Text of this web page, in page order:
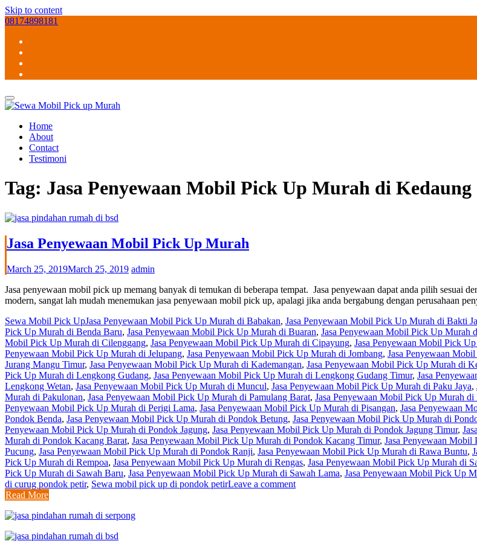
Skip to content
08174898181
Home
About
Contact
Testimoni
Tag: Jasa Penyewaan Mobil Pick Up Murah di Kedaung
Jasa Penyewaan Mobil Pick Up Murah
March 25, 2019March 25, 2019 admin
Jasa penyewaan mobil pick up memang banyak di temukan di beberapa tempat. Jasa penyewaan dapat anda pilih sesuai
modern, sangat lah mudah menemukan jasa penyewaan mobil pick up, apalagi jika anda bergabung dengan perusahaan
Sewa Mobil Pick UpJasa Penyewaan Mobil Pick Up Murah di Babakan, Jasa Penyewaan Mobil Pick Up Murah di Bakti
Pick Up Murah di Benda Baru, Jasa Penyewaan Mobil Pick Up Murah di Buaran, Jasa Penyewaan Mobil Pick Up Murah
Mobil Pick Up Murah di Cilenggang, Jasa Penyewaan Mobil Pick Up Murah di Cipayung, Jasa Penyewaan Mobil Pick
Penyewaan Mobil Pick Up Murah di Jelupang, Jasa Penyewaan Mobil Pick Up Murah di Jombang, Jasa Penyewaan
Jurang Mangu Timur, Jasa Penyewaan Mobil Pick Up Murah di Kademangan, Jasa Penyewaan Mobil Pick Up Murah di
Pick Up Murah di Lengkong Gudang, Jasa Penyewaan Mobil Pick Up Murah di Lengkong Gudang Timur, Jasa
Lengkong Wetan, Jasa Penyewaan Mobil Pick Up Murah di Muncul, Jasa Penyewaan Mobil Pick Up Murah di Paku Jaya,
Murah di Pakulonan, Jasa Penyewaan Mobil Pick Up Murah di Pamulang Barat, Jasa Penyewaan Mobil Pick Up Murah di
Penyewaan Mobil Pick Up Murah di Perigi Lama, Jasa Penyewaan Mobil Pick Up Murah di Pisangan, Jasa Penyewaan
Pondok Benda, Jasa Penyewaan Mobil Pick Up Murah di Pondok Betung, Jasa Penyewaan Mobil Pick Up Murah di
Penyewaan Mobil Pick Up Murah di Pondok Jagung, Jasa Penyewaan Mobil Pick Up Murah di Pondok Jagung Timur,
Murah di Pondok Kacang Barat, Jasa Penyewaan Mobil Pick Up Murah di Pondok Kacang Timur, Jasa Penyewaan
Pucung, Jasa Penyewaan Mobil Pick Up Murah di Pondok Ranji, Jasa Penyewaan Mobil Pick Up Murah di Rawa Buntu,
Pick Up Murah di Rempoa, Jasa Penyewaan Mobil Pick Up Murah di Rengas, Jasa Penyewaan Mobil Pick Up Murah di
Pick Up Murah di Sawah Baru, Jasa Penyewaan Mobil Pick Up Murah di Sawah Lama, Jasa Penyewaan Mobil Pick Up
di curug pondok petir, Sewa mobil pick up di pondok petirLeave a comment
Read More